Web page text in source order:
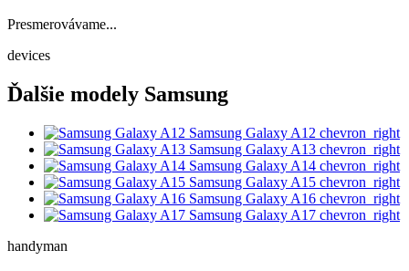
Presmerovávame...
devices
Ďalšie modely Samsung
Samsung Galaxy A12 chevron_right
Samsung Galaxy A13 chevron_right
Samsung Galaxy A14 chevron_right
Samsung Galaxy A15 chevron_right
Samsung Galaxy A16 chevron_right
Samsung Galaxy A17 chevron_right
handyman